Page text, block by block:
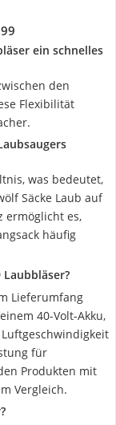
ein schnelles
den
Flexibilität
was bedeutet,
Säcke Laub auf
ermöglicht es,
häufig
Lieferumfang
40-Volt-Akku,
für
Produkten mit
Vergleich.